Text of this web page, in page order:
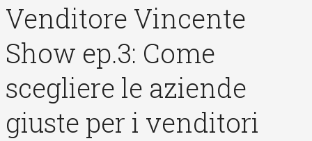
Venditore Vincente
Show ep.3: Come
scegliere le aziende
giuste per i venditori